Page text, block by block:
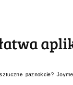
paznokcie?